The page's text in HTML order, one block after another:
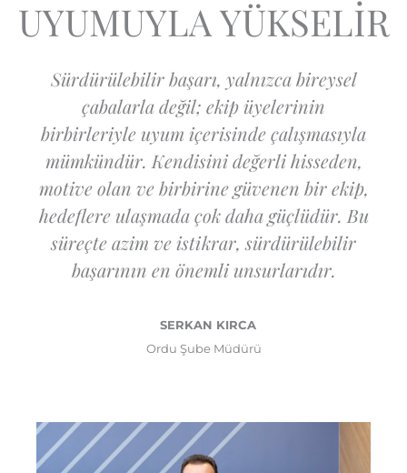
UYUMUYLA YÜKSELİR
Sürdürülebilir başarı, yalnızca bireysel
çabalarla değil; ekip üyelerinin
birbirleriyle uyum içerisinde çalışmasıyla
mümkündür. Kendisini değerli hisseden,
motive olan ve birbirine güvenen bir ekip,
hedeflere ulaşmada çok daha güçlüdür. Bu
süreçte azim ve istikrar, sürdürülebilir
başarının en önemli unsurlarıdır.
SERKAN KIRCA
Ordu Şube Müdürü